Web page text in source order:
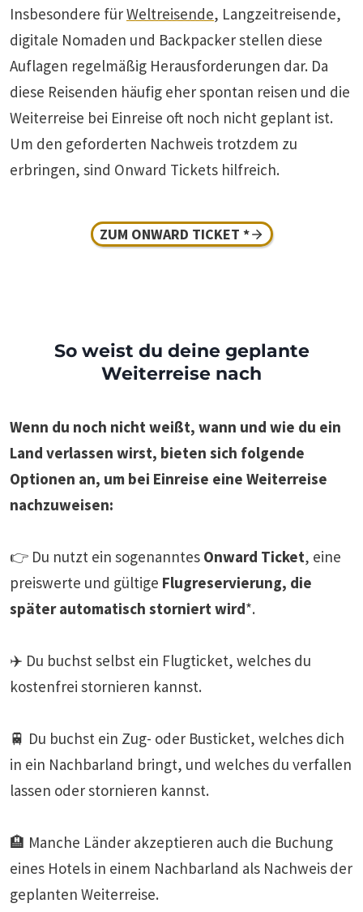
Insbesondere fürWeltreisende, Langzeitreisende,
digitale Nomaden und Backpacker stellen diese
Auflagen regelmäßig Herausforderungen dar. Da
diese Reisenden häufig eher spontan reisen und die
Weiterreise bei Einreise oft noch nicht geplant ist.
Um den geforderten Nachweis trotzdem zu
erbringen, sind Onward Tickets hilfreich.
ZUM ONWARD TICKET *
So weist du deine geplante
Weiterreise nach
Wenn du noch nicht weißt, wann und wie du ein
Land verlassen wirst, bieten sich folgende
Optionen an, um bei Einreise eine Weiterreise
nachzuweisen:
👉 Du nutzt ein sogenanntes Onward Ticket, eine
preiswerte und gültige Flugreservierung, die
später automatisch storniert wird*.
✈️ Du buchst selbst ein Flugticket, welches du
kostenfrei stornieren kannst.
🚆 Du buchst ein Zug- oder Busticket, welches dich
in ein Nachbarland bringt, und welches du verfallen
lassen oder stornieren kannst.
🏨 Manche Länder akzeptieren auch die Buchung
eines Hotels in einem Nachbarland als Nachweis der
geplanten Weiterreise.